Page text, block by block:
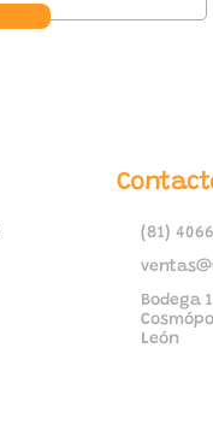
(81)
Bodega
León